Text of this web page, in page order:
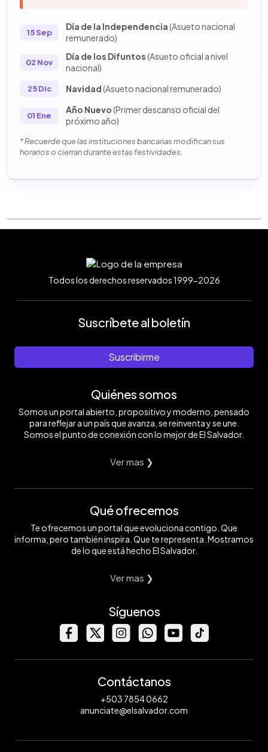
15 Sep
Día de la Independencia(Asueto nacional
remunerado)
02 Nov
Día de los Difuntos(Asueto oficial a nivel
nacional)
25 Dic Navidad(Asueto nacional remunerado)
01 Ene
Año Nuevo(Primer descanso oficial del
próximo año)
* Recuerde que las instituciones bancarias modifican sus
horarios o cierran durante estas festividades.
Todos los derechos reservados 1999-2026
Suscríbete al boletín
Suscribirme
Quiénes somos
Somos un portal abierto, propositivo y moderno, pensado
para reflejar a un país que avanza, se reinventa y se une.
Somos el punto de conexión con lo mejor de El Salvador.
Ver mas ❯
Qué ofrecemos
Te ofrecemos un portal que evoluciona contigo. Que
informa, pero también inspira. Que te representa. Mostramos
de lo que está hecho El Salvador.
Ver mas ❯
Síguenos
Contáctanos
+503 7854 0662
anunciate@elsalvador.com